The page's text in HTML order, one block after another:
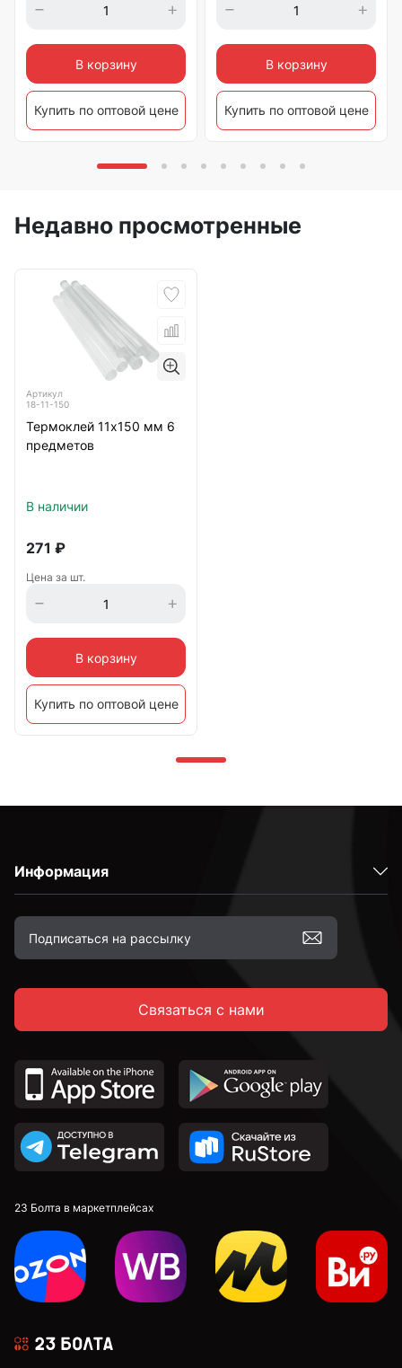
В корзину
Купить по оптовой цене
В корзину
Купить по оптовой цене
Недавно просмотренные
Артикул
18-11-150
Термоклей 11х150 мм 6
предметов
В наличии
271 ₽
Цена за шт.
В корзину
Купить по оптовой цене
Информация
Связаться с нами
23 Болта в маркетплейсах